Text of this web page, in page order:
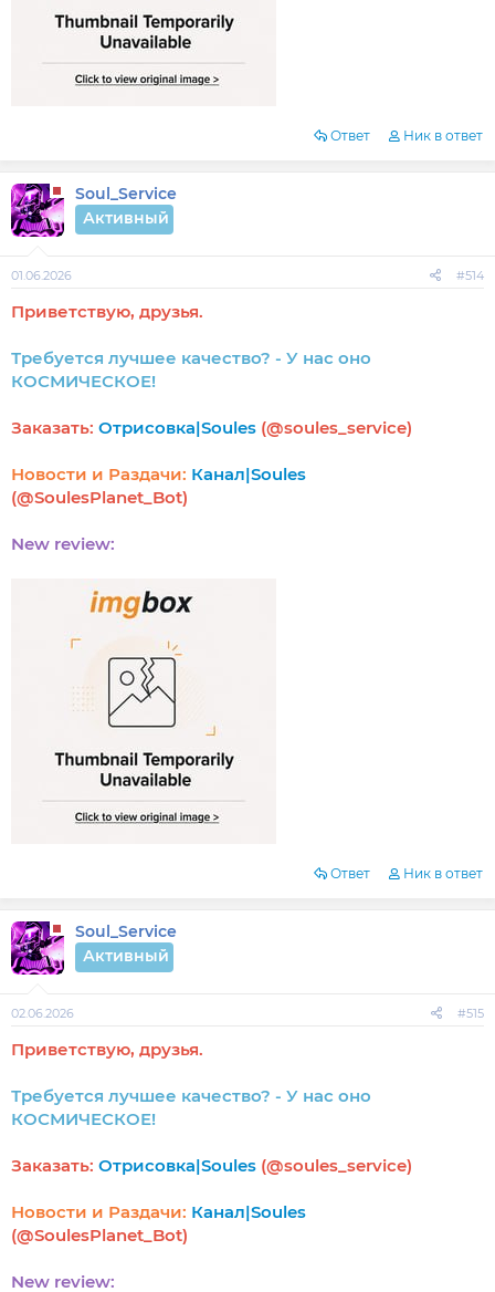
Ответ Ник в ответ
Soul_Service
Активный
01.06.2026 #514
Приветствую, друзья.
Требуется лучшее качество? - У нас оно
КОСМИЧЕСКОЕ!
Заказать: Отрисовка|Soules (@soules_service)
Новости и Раздачи: Канал|Soules
(@SoulesPlanet_Bot)
New review:
Ответ Ник в ответ
Soul_Service
Активный
02.06.2026 #515
Приветствую, друзья.
Требуется лучшее качество? - У нас оно
КОСМИЧЕСКОЕ!
Заказать: Отрисовка|Soules (@soules_service)
Новости и Раздачи: Канал|Soules
(@SoulesPlanet_Bot)
New review: